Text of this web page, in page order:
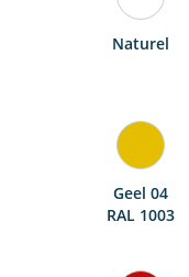
Naturel
Geel 04
RAL 1003